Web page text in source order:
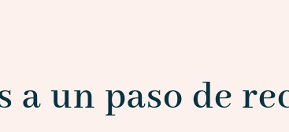
a un paso de